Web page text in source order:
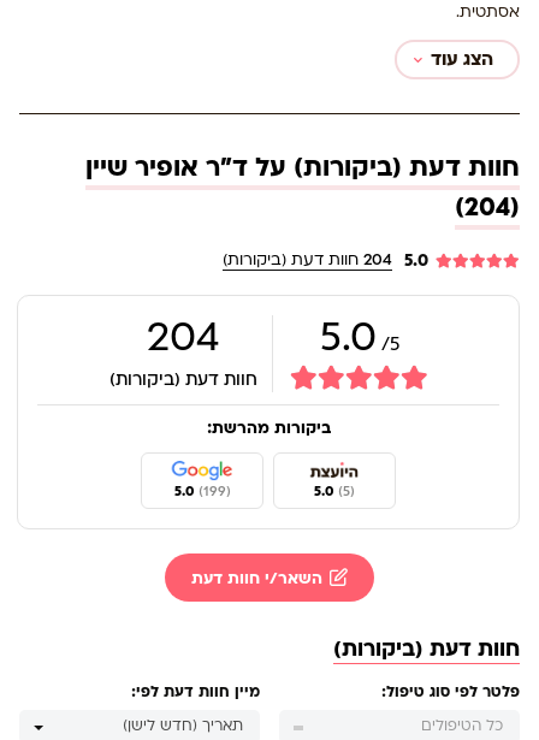
אסתטית.
הצג עוד
חוות דעת (ביקורות) על ד"ר אופיר שיין
(204)
5.0
204 חוות דעת (ביקורות)
5/
5.0
204
חוות דעת (ביקורות)
ביקורות מהרשת:
(5)
5.0
(199)
5.0
השאר/י חוות דעת
חוות דעת (ביקורות)
פלטר לפי סוג טיפול:
כל הטיפולים
מיין חוות דעת לפי:
תאריך (חדש לישן)